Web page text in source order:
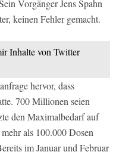
Vorgänger Jens Spahn
keinen Fehler gemacht.
Inhalte von Twitter
hervor, dass
700 Millionen seien
den Maximalbedarf auf
als 100.000 Dosen
im Januar und Februar